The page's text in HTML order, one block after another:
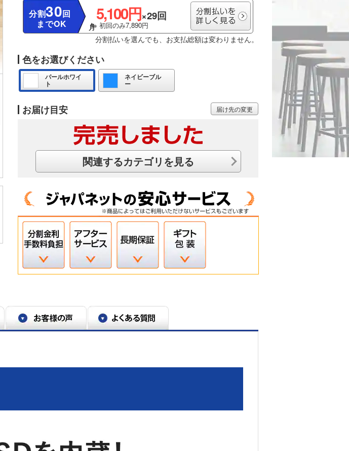
分割30回
までOK
5,100円×29回
※ 初回のみ7,890円
分割払いを選んでも、お支払総額は変わりません。
色をお選びください
パールホワイ
ト
ネイビーブル
ー
お届け目安 届け先の変更
関連するカテゴリを見る